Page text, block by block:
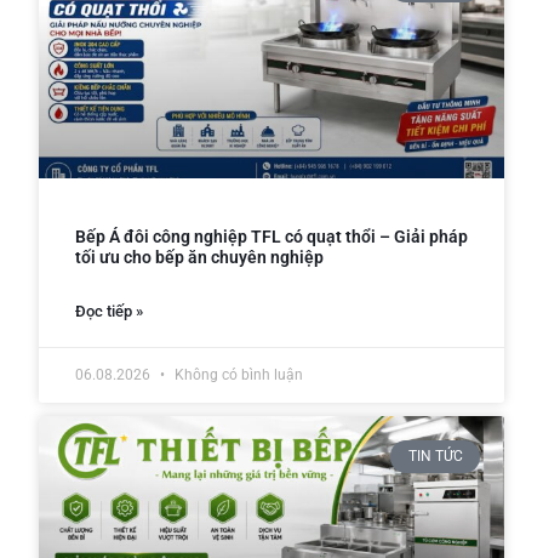
Bếp Á đôi công nghiệp TFL có quạt thổi – Giải pháp
tối ưu cho bếp ăn chuyên nghiệp
Đọc tiếp »
06.08.2026 Không có bình luận
TIN TỨC